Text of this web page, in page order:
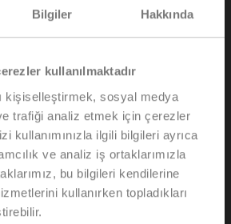
Bilgiler Hakkında
kullanılmaktadır
kişiselleştirmek, sosyal medya
trafiği analiz etmek için çerezler
kullanımınızla ilgili bilgileri ayrıca
ve analiz iş ortaklarımızla
bu bilgileri kendilerine
kullanırken topladıkları
R.1
AC 100...240 V, Aç/kapa, Yüzer
fişi